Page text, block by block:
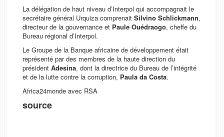
La délégation de haut niveau d’Interpol qui accompagnait le
secrétaire général Urquiza comprenait Silvino Schlickmann,
directeur de la gouvernance et Paule Ouédraogo, cheffe du
Bureau régional d’Interpol.
Le Groupe de la Banque africaine de développement était
représenté par des membres de la haute direction du
président Adesina, dont la directrice du Bureau de l’intégrité
et de la lutte contre la corruption, Paula da Costa.
Africa24monde avec RSA
source